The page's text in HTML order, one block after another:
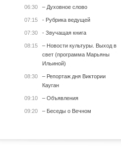
06:30 – Духовное слово
07:15 - Рубрика ведущей
07:30 - Звучащая книга
08:15
– Новости культуры. Выход в
свет (программа Марьяны
Ильиной)
08:30
– Репортаж дня Виктории
Кауган
09:10 – Объявления
09:20 – Беседы о Вечном